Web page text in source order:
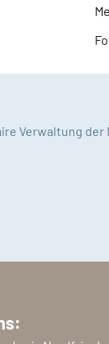
Verwaltung der